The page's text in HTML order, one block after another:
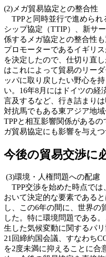
(2)メガ貿易協定との整合性
TPPと同時並行で進められ
シップ協定（TTIP）、新サ
係するメガ協定との整合性
プロモーターであるイギリ
を決定したので、仕切り直
はこれによって貿易のリー
ッパに取り戻したい野心を
い。16年8月にはドイツの経
言及するなど、行き詰まり
対抗馬でもある東アジア地域
TPPと相互影響関係がある
ガ貿易協定にも影響を与えつ
今後の貿易交渉に
(3)環境・人権問題への配慮
TPP交渉を始めた時点では
おいて決定的な要素である
し、この6年の間に、世界の
した。特に環境問題である
生した気候変動に関するパ
21回締約国会議、すなわち
を2度未満に抑えることに合